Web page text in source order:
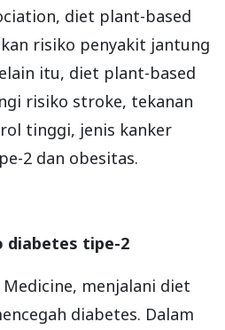
diet plant-based
risiko penyakit jantung
itu, diet plant-based
risiko stroke, tekanan
tinggi, jenis kanker
2 dan obesitas.
diabetes tipe-2
menjalani diet
diabetes. Dalam